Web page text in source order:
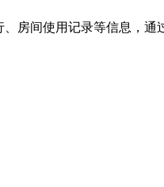
间使用记录等信息，通